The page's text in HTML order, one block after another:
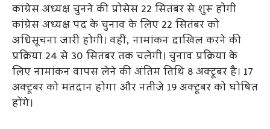
कांग्रेस अध्यक्ष चुनने की प्रोसेस 22 सितंबर से शुरू होगी
कांग्रेस अध्यक्ष पद के चुनाव के लिए 22 सितंबर को
अधिसूचना जारी होगी। वहीं, नामांकन दाखिल करने की
प्रक्रिया 24 से 30 सितंबर तक चलेगी। चुनाव प्रक्रिया के
लिए नामांकन वापस लेने की अंतिम तिथि 8 अक्टूबर है। 17
अक्टूबर को मतदान होगा और नतीजे 19 अक्टूबर को घोषित
होंगे।